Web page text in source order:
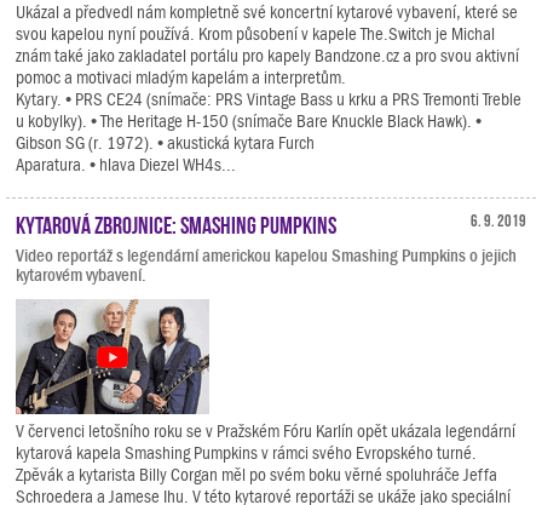
Ukázal a předvedl nám kompletně své koncertní kytarové vybavení, které se
svou kapelou nyní používá. Krom působení v kapele The.Switch je Michal
znám také jako zakladatel portálu pro kapely Bandzone.cz a pro svou aktivní
pomoc a motivaci mladým kapelám a interpretům.
Kytary. • PRS CE24 (snímače: PRS Vintage Bass u krku a PRS Tremonti Treble
u kobylky). • The Heritage H-150 (snímače Bare Knuckle Black Hawk). •
Gibson SG (r. 1972). • akustická kytara Furch
Aparatura. • hlava Diezel WH4s...
6. 9. 2019
Kytarová zbrojnice: Smashing Pumpkins
Video reportáž s legendární americkou kapelou Smashing Pumpkins o jejich
kytarovém vybavení.
V červenci letošního roku se v Pražském Fóru Karlín opět ukázala legendární
kytarová kapela Smashing Pumpkins v rámci svého Evropského turné.
Zpěvák a kytarista Billy Corgan měl po svém boku věrné spoluhráče Jeffa
Schroedera a Jamese Ihu. V této kytarové reportáži se ukáže jako speciální